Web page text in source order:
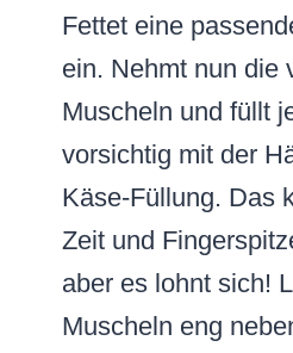
Fettet eine
ein. Nehmt nun die
Muscheln und füllt
vorsichtig mit der
Käse-Füllung. Das
Zeit und
aber es lohnt sich!
Muscheln eng